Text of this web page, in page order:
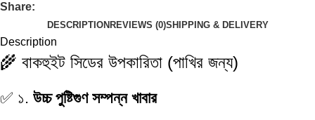
Share:
DESCRIPTION REVIEWS (0)SHIPPING & DELIVERY
Description
🌾 বাকহুইট সিডের উপকারিতা (পাখির জন্য)
✅ ১. উচ্চ পুষ্টিগুণ সম্পন্ন খাবার